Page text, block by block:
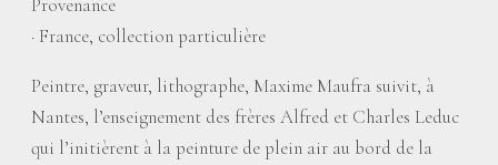
Provenance
· France, collection particulière
Peintre, graveur, lithographe, Maxime Maufra suivit, à
Nantes, l’enseignement des frères Alfred et Charles Leduc
qui l’initièrent à la peinture de plein air au bord de la